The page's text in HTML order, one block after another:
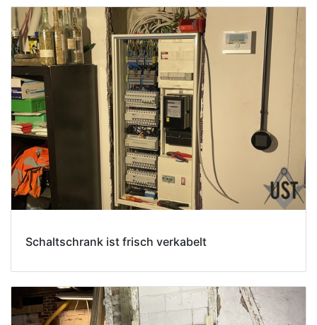
Schaltschrank ist frisch verkabelt